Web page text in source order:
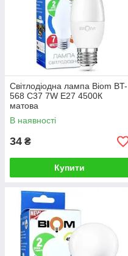
Світлодіодна лампа Biom BT-
568 C37 7W E27 4500К
матова
В наявності
34 ₴
Купити